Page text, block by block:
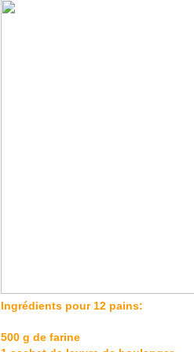
Ingrédients pour 12 pains:
500 g de farine